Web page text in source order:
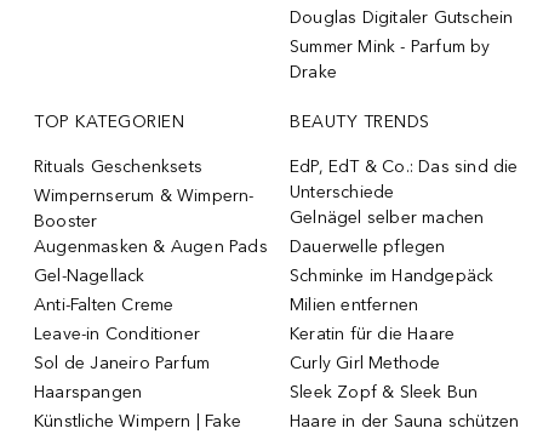
Douglas Digitaler Gutschein
Summer Mink - Parfum by
Drake
TOP KATEGORIEN
Rituals Geschenksets
Wimpernserum & Wimpern-
Booster
Augenmasken & Augen Pads
Gel-Nagellack
Anti-Falten Creme
Leave-in Conditioner
Sol de Janeiro Parfum
Haarspangen
Künstliche Wimpern | Fake
BEAUTY TRENDS
EdP, EdT & Co.: Das sind die
Unterschiede
Gelnägel selber machen
Dauerwelle pflegen
Schminke im Handgepäck
Milien entfernen
Keratin für die Haare
Curly Girl Methode
Sleek Zopf & Sleek Bun
Haare in der Sauna schützen